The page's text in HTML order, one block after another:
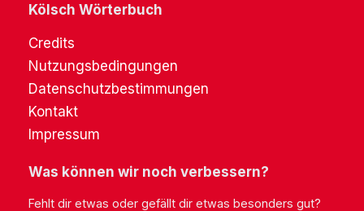
Kölsch Wörterbuch
Credits
Nutzungsbedingungen
Datenschutzbestimmungen
Kontakt
Impressum
Was können wir noch verbessern?
Fehlt dir etwas oder gefällt dir etwas besonders gut?